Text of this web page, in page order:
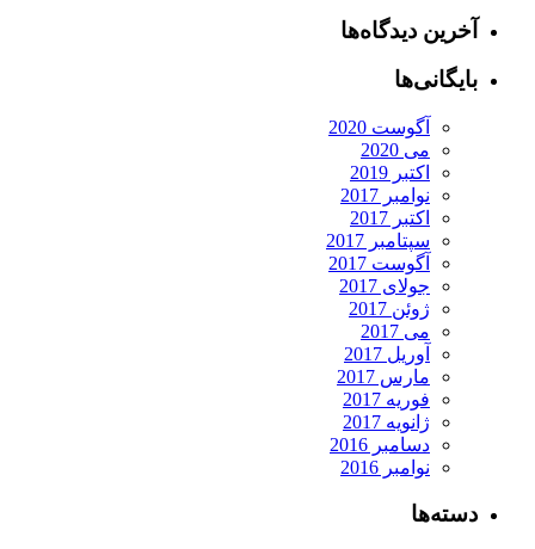
آخرین دیدگاه‌ها
بایگانی‌ها
آگوست 2020
می 2020
اکتبر 2019
نوامبر 2017
اکتبر 2017
سپتامبر 2017
آگوست 2017
جولای 2017
ژوئن 2017
می 2017
آوریل 2017
مارس 2017
فوریه 2017
ژانویه 2017
دسامبر 2016
نوامبر 2016
دسته‌ها